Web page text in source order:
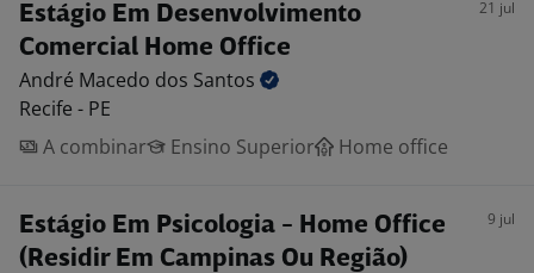
Estágio Em Desenvolvimento
Comercial Home Office
21 jul
André Macedo dos Santos
Recife - PE
A combinar
Ensino Superior Home office
Estágio Em Psicologia - Home Office
(Residir Em Campinas Ou Região)
9 jul